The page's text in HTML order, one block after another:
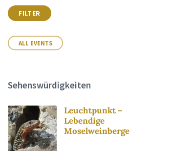
FILTER
ALL EVENTS
Sehenswürdigkeiten
Leuchtpunkt –
Lebendige
Moselweinberge